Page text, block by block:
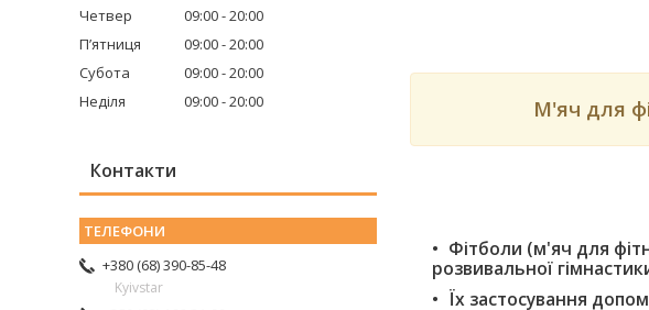
М'яч для
Фітболи (м'яч для
розвивальної
Їх застосування
Четвер
09:00 20:00
Пʼятниця
09:00 20:00
Субота
09:00 20:00
Неділя
09:00 20:00
Контакти
+380 (68) 390-85-48
Kyivstar